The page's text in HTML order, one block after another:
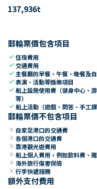
137,936t
郵輪票價包含項目
check住宿費用
check 交通費用
check 主餐廳的早餐、午餐、晚餐及
check表演、活動等娛樂項目
check船上設施使用費（健身中心、
等）
check船上活動（遊戲、問答、手工課
郵輪票價不包含項目
close 自家至港口的交通費
close 各個港口的交通費
close 靠港觀光遊費用
close 船上個人費用，例如飲料費、
close 海外旅行傷害保險
close 行李快遞服務
額外支付費用